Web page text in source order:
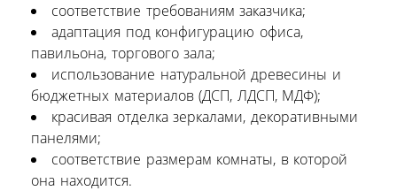
соответствие требованиям заказчика;
адаптация под конфигурацию офиса,
павильона, торгового зала;
использование натуральной древесины и
бюджетных материалов (ДСП, ЛДСП, МДФ);
красивая отделка зеркалами, декоративными
панелями;
соответствие размерам комнаты, в которой
она находится.